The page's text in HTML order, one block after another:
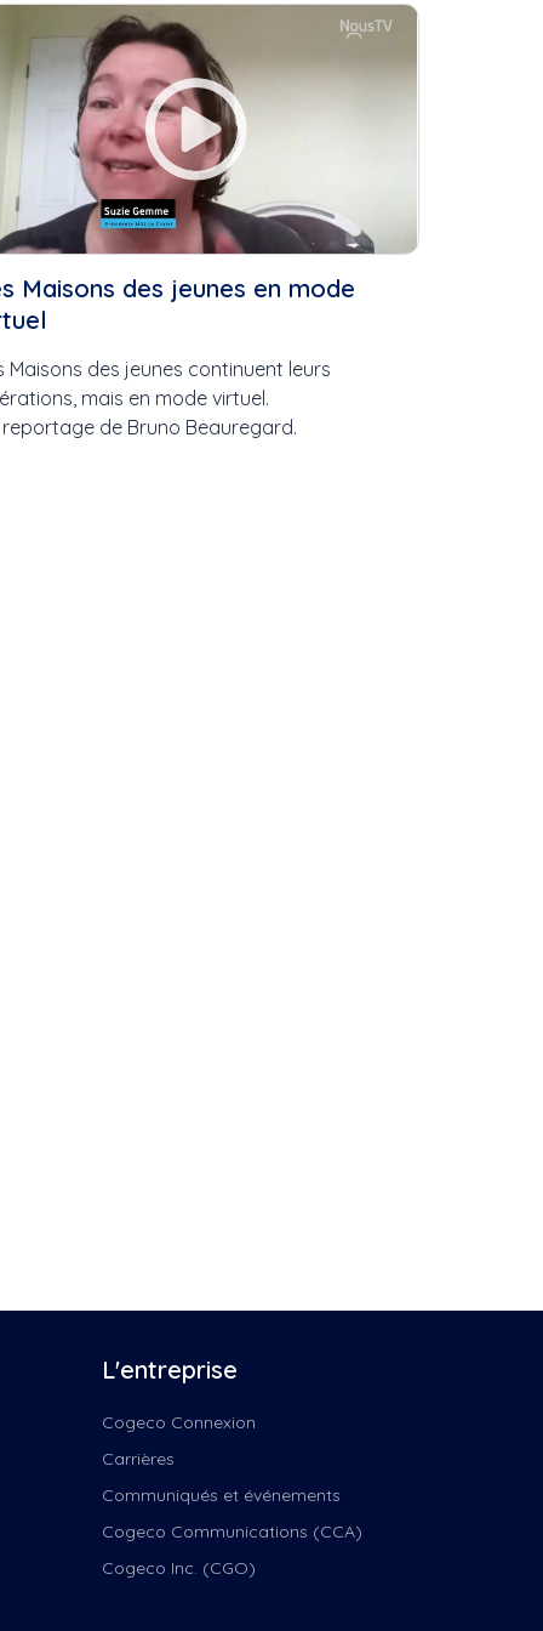
Les Voix
Voix
vers la...
Vox
couleurs
Maisons des jeunes en mode
Maisons des jeunes continuent leurs
mais en mode virtuel.
reportage de Bruno Beauregard.
L'entreprise
Cogeco Connexion
Carrières
Communiqués et événements
Cogeco Communications (CCA)
Cogeco Inc. (CGO)